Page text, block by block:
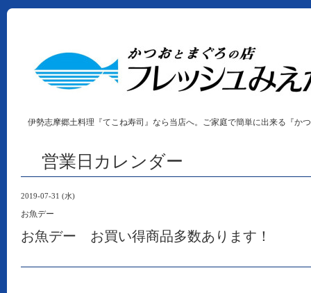
伊勢志摩郷土料理『てこね寿司』なら当店へ。ご家庭で簡単に出来る『か
営業日カレンダー
2019-07-31 (水)
お魚デー
お魚デー お買い得商品多数あります！